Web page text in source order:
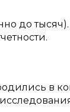
до
в